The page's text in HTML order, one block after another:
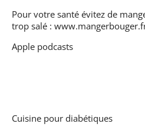
Pour votre santé évitez de
trop salé :
Apple podcasts
Cuisine pour diabétiques